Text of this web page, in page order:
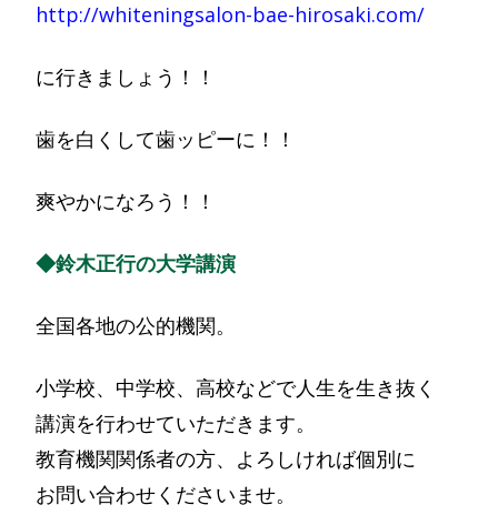
http://whiteningsalon-bae-hirosaki.com/
に行きましょう！！
歯を白くして歯ッピーに！！
爽やかになろう！！
◆鈴木正行の大学講演
全国各地の公的機関。
小学校、中学校、高校などで人生を生き抜く
講演を行わせていただきます。
教育機関関係者の方、よろしければ個別に
お問い合わせくださいませ。